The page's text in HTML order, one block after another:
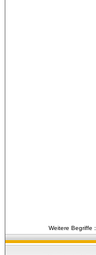
Weitere Begriffe :